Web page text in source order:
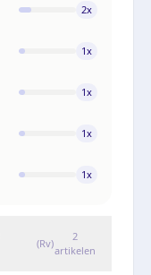
2x
1x
1x
1x
1x
(Rv)
2
artikelen